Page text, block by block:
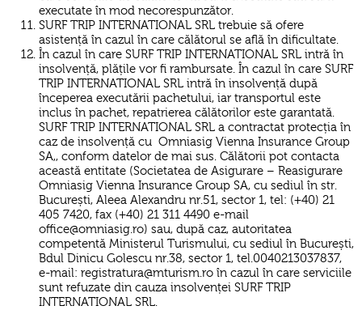
executate în mod necorespunzător.
SURF TRIP INTERNATIONAL SRL trebuie să ofere
asistență în cazul în care călătorul se află în dificultate.
În cazul în care SURF TRIP INTERNATIONAL SRL intră în
insolvență, plățile vor fi rambursate. În cazul în care SURF
TRIP INTERNATIONAL SRL intră în insolvență după
începerea executării pachetului, iar transportul este
inclus în pachet, repatrierea călătorilor este garantată.
SURF TRIP INTERNATIONAL SRL a contractat protecția în
caz de insolvență cu Omniasig Vienna Insurance Group
SA,, conform datelor de mai sus. Călătorii pot contacta
această entitate (Societatea de Asigurare – Reasigurare
Omniasig Vienna Insurance Group SA, cu sediul în str.
București, Aleea Alexandru nr.51, sector 1, tel: (+40) 21
405 7420, fax (+40) 21 311 4490 e-mail
office@omniasig.ro) sau, după caz, autoritatea
competentă Ministerul Turismului, cu sediul în București,
Bdul Dinicu Golescu nr.38, sector 1, tel.0040213037837,
e-mail: registratura@mturism.ro în cazul în care serviciile
sunt refuzate din cauza insolvenței SURF TRIP
INTERNATIONAL SRL.